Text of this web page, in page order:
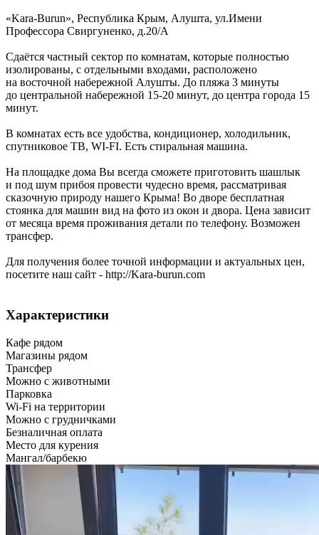
«Kara-Burun», Республика Крым, Алушта, ул.Имени
Профессора Свиргуненко, д.20/А
Сдаётся частный сектор по комнатам, которые полностью
изолированы, с отдельными входами, расположено
на восточной набережной Алушты. До пляжа 3 минуты
до центральной набережной 15-20 минут, до центра города 15
минут.
В комнатах есть все удобства, кондиционер, холодильник,
спутниковое TB, WI-FI. Есть стиральная машина.
На площадке дома Вы всегда сможете приготовить шашлык
и под шум прибоя провести чудесно время, рассматривая
сказочную природу нашего Крыма! Во дворе бесплатная
стоянка для машин вид на фото из окон и двора. Цена зависит
от месяца время проживания детали по телефону. Возможен
трансфер.
Для получения более точной информации и актуальных цен,
посетите наш сайт - http://Kara-burun.com
Характеристики
Кафе рядом
Магазины рядом
Трансфер
Можно с животными
Парковка
Wi-Fi на территории
Можно с грудничками
Безналичная оплата
Место для курения
Мангал/барбекю